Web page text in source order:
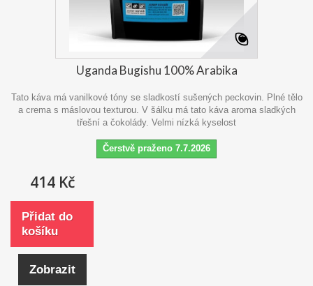
Uganda Bugishu 100% Arabika
Tato káva má vanilkové tóny se sladkostí sušených peckovin. Plné tělo
a crema s máslovou texturou. V šálku má tato káva aroma sladkých
třešní a čokolády. Velmi nízká kyselost
Čerstvě praženo 7.7.2026
414 Kč
Přidat do
košíku
Zobrazit